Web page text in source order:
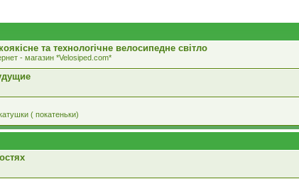
та технологічне велосипедне світло
- магазин *Velosiped.com*
( покатеньки)